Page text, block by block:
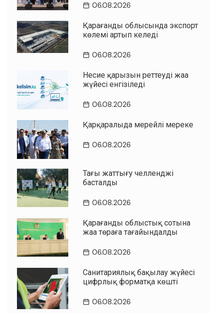
06.08.2026
Қарағанды облысында экспорт
көлемі артып келеді
06.08.2026
Несие қарызын реттеудің жаңа
жүйесі енгізіледі
06.08.2026
Қарқаралыда мерейлі мереке
06.08.2026
Таңғы жаттығу челленджі
басталды
06.08.2026
Қарағанды облыстық сотына
жаңа төраға тағайындалды
06.08.2026
Санитариялық бақылау жүйесі
цифрлық форматқа көшті
06.08.2026